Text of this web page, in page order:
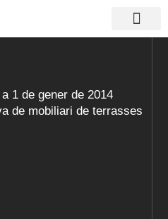
1 de gener de 2014
de mobiliari de terrasses